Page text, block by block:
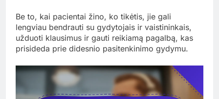
Be to, kai pacientai žino, ko tikėtis, jie gali
lengviau bendrauti su gydytojais ir vaistininkais,
užduoti klausimus ir gauti reikiamą pagalbą, kas
prisideda prie didesnio pasitenkinimo gydymu.